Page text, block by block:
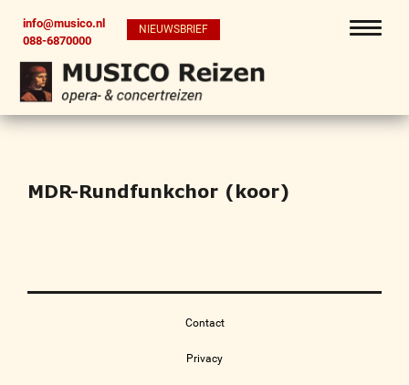
info@musico.nl
088-6870000
NIEUWSBRIEF
MDR-Rundfunkchor (koor)
Contact
Privacy